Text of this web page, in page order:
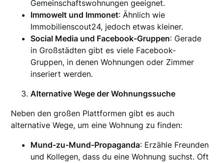
Gemeinschaftswohnungen geeignet.
Immowelt und Immonet: Ähnlich wie
Immobilienscout24, jedoch etwas kleiner.
Social Media und Facebook-Gruppen: Gerade
in Großstädten gibt es viele Facebook-
Gruppen, in denen Wohnungen oder Zimmer
inseriert werden.
Alternative Wege der Wohnungssuche
Neben den großen Plattformen gibt es auch
alternative Wege, um eine Wohnung zu finden:
Mund-zu-Mund-Propaganda: Erzähle Freunden
und Kollegen, dass du eine Wohnung suchst. Oft